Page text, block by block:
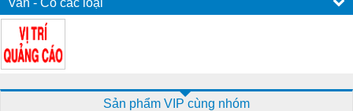
Van - Co các loại
Sản phẩm VIP cùng nhóm